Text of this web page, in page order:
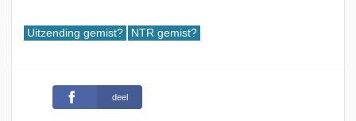
Uitzending gemist? NTR gemist?
deel